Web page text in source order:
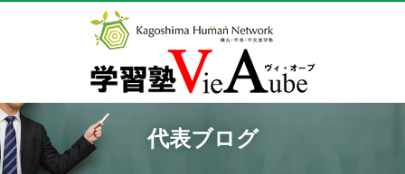
代表ブログ